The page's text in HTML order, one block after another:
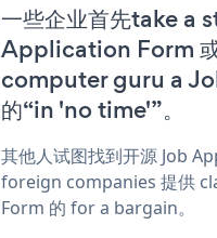
一些企业首先take a
Application Form
computer guru a
的“in 'no time'”。
其他人试图找到开源 Job
foreign companies 提供
Form 的 for a bargain。